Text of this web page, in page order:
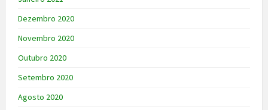
Dezembro 2020
Novembro 2020
Outubro 2020
Setembro 2020
Agosto 2020